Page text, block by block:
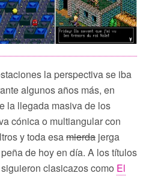
la perspectiva se iba
algunos años más, en
la llegada masiva de los
cónica o multiangular con
y toda esamierda jerga
de hoy en día. A los títulos
clasicazos como El